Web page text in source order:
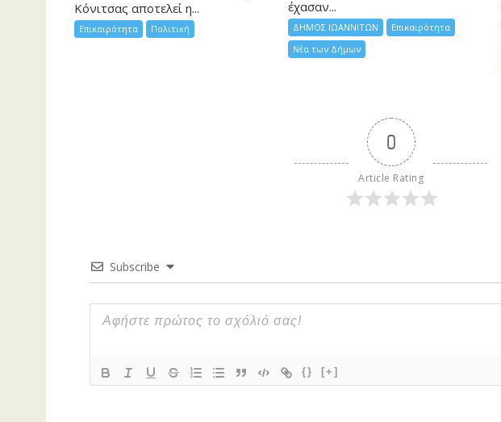
Κόνιτσας αποτελεί η...
Επικαιρότητα Πολιτική
έχασαν...
ΔΗΜΟΣ ΙΩΑΝΝΙΤΩΝ
Επικαιρότητα
Νέα των Δήμων
0
Article Rating
Subscribe
{} [+]